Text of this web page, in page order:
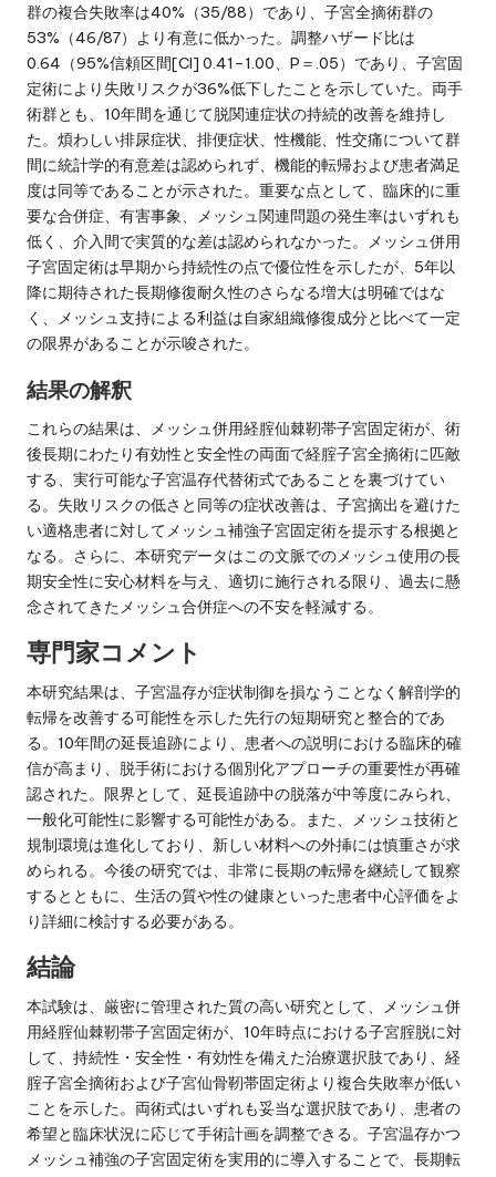
群の複合失敗率は40%（35/88）であり、子宮全摘術群の
53%（46/87）より有意に低かった。調整ハザード比は
0.64（95%信頼区間[CI] 0.41–1.00、P＝.05）であり、子宮固
定術により失敗リスクが36%低下したことを示していた。両手
術群とも、10年間を通じて脱関連症状の持続的改善を維持し
た。煩わしい排尿症状、排便症状、性機能、性交痛について群
間に統計学的有意差は認められず、機能的転帰および患者満足
度は同等であることが示された。重要な点として、臨床的に重
要な合併症、有害事象、メッシュ関連問題の発生率はいずれも
低く、介入間で実質的な差は認められなかった。メッシュ併用
子宮固定術は早期から持続性の点で優位性を示したが、5年以
降に期待された長期修復耐久性のさらなる増大は明確ではな
く、メッシュ支持による利益は自家組織修復成分と比べて一定
の限界があることが示唆された。
結果の解釈
これらの結果は、メッシュ併用経腟仙棘靭帯子宮固定術が、術
後長期にわたり有効性と安全性の両面で経腟子宮全摘術に匹敵
する、実行可能な子宮温存代替術式であることを裏づけてい
る。失敗リスクの低さと同等の症状改善は、子宮摘出を避けた
い適格患者に対してメッシュ補強子宮固定術を提示する根拠と
なる。さらに、本研究データはこの文脈でのメッシュ使用の長
期安全性に安心材料を与え、適切に施行される限り、過去に懸
念されてきたメッシュ合併症への不安を軽減する。
専門家コメント
本研究結果は、子宮温存が症状制御を損なうことなく解剖学的
転帰を改善する可能性を示した先行の短期研究と整合的であ
る。10年間の延長追跡により、患者への説明における臨床的確
信が高まり、脱手術における個別化アプローチの重要性が再確
認された。限界として、延長追跡中の脱落が中等度にみられ、
一般化可能性に影響する可能性がある。また、メッシュ技術と
規制環境は進化しており、新しい材料への外挿には慎重さが求
められる。今後の研究では、非常に長期の転帰を継続して観察
するとともに、生活の質や性の健康といった患者中心評価をよ
り詳細に検討する必要がある。
結論
本試験は、厳密に管理された質の高い研究として、メッシュ併
用経腟仙棘靭帯子宮固定術が、10年時点における子宮腟脱に対
して、持続性・安全性・有効性を備えた治療選択肢であり、経
腟子宮全摘術および子宮仙骨靭帯固定術より複合失敗率が低い
ことを示した。両術式はいずれも妥当な選択肢であり、患者の
希望と臨床状況に応じて手術計画を調整できる。子宮温存かつ
メッシュ補強の子宮固定術を実用的に導入することで、長期転